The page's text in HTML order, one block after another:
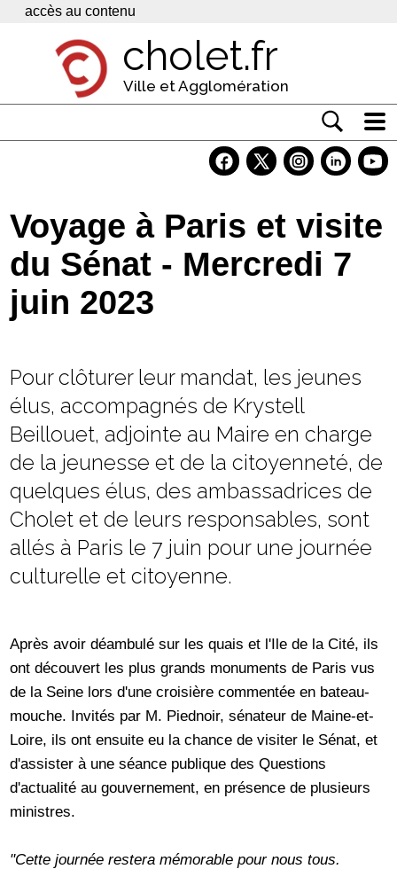
Panneau de gestion des cookies
accès au contenu
cholet.fr
Ville et Agglomération
Economie
Services
Contacts
Voyage à Paris et visite
du Sénat - Mercredi 7
juin 2023
Pour clôturer leur mandat, les jeunes
élus, accompagnés de Krystell
Beillouet, adjointe au Maire en charge
de la jeunesse et de la citoyenneté, de
quelques élus, des ambassadrices de
Cholet et de leurs responsables, sont
allés à Paris le 7 juin pour une journée
culturelle et citoyenne.
Après avoir déambulé sur les quais et l'Ile de la Cité, ils
ont découvert les plus grands monuments de Paris vus
de la Seine lors d'une croisière commentée en bateau-
mouche. Invités par M. Piednoir, sénateur de Maine-et-
Loire, ils ont ensuite eu la chance de visiter le Sénat, et
d'assister à une séance publique des Questions
d'actualité au gouvernement, en présence de plusieurs
ministres.
"Cette journée restera mémorable pour nous tous.